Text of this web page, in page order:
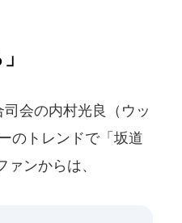
会の内村光良（ウッ
のトレンドで「坂道
ンからは、